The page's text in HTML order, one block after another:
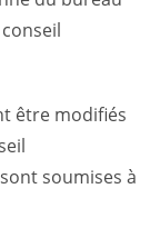
être modifiés
soumises à